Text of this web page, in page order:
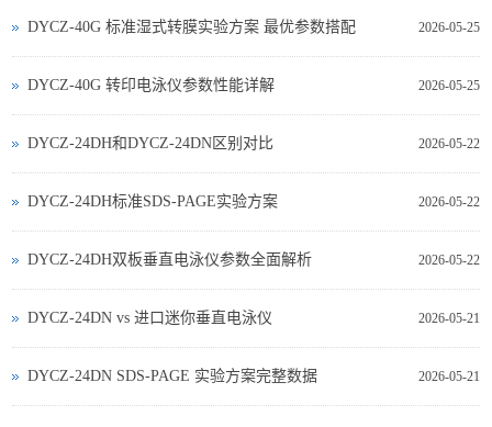
2026-05-25
DYCZ-40G 标准湿式转膜实验方案 最优参数搭配
2026-05-25
DYCZ-40G 转印电泳仪参数性能详解
2026-05-22
DYCZ-24DH和DYCZ-24DN区别对比
2026-05-22
DYCZ-24DH标准SDS-PAGE实验方案
2026-05-22
DYCZ-24DH双板垂直电泳仪参数全面解析
2026-05-21
DYCZ‑24DN vs 进口迷你垂直电泳仪
2026-05-21
DYCZ‑24DN SDS‑PAGE 实验方案完整数据